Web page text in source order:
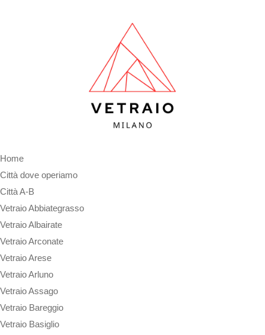
Home
Città dove operiamo
Città A-B
Vetraio Abbiategrasso
Vetraio Albairate
Vetraio Arconate
Vetraio Arese
Vetraio Arluno
Vetraio Assago
Vetraio Bareggio
Vetraio Basiglio